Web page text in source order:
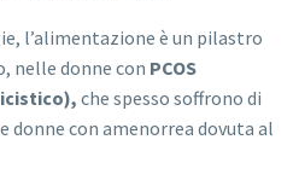
l’alimentazione è un pilastro
nelle donne con PCOS
che spesso soffrono di
donne con amenorrea dovuta al